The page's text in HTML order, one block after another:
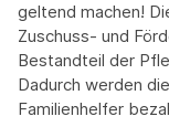
geltend machen!
Zuschuss- und
Bestandteil der
Dadurch werden
Familienhelfer